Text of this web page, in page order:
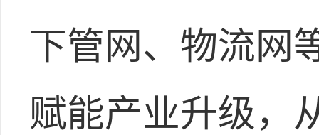
下管网、物流网
赋能产业升级，